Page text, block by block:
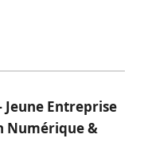
Jeune Entreprise
Numérique &